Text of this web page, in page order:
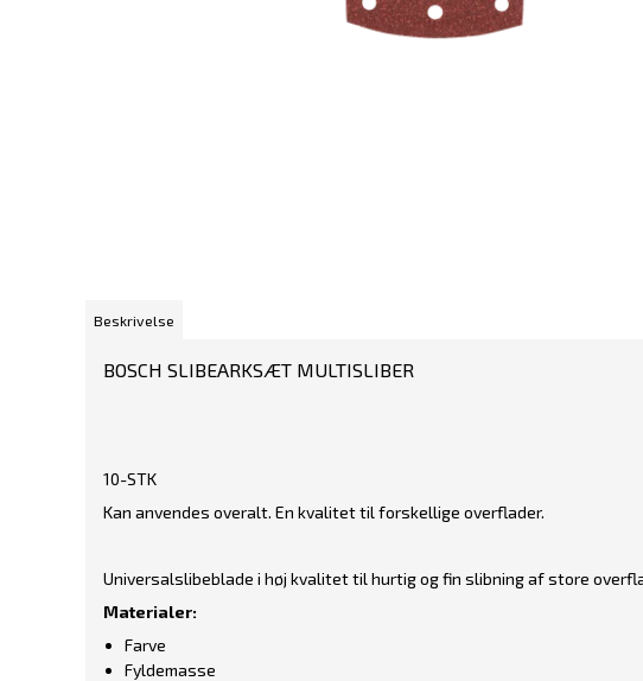
Beskrivelse
BOSCH SLIBEARKSÆT MULTISLIBER
10-STK
Kan anvendes overalt. En kvalitet til forskellige overflader.
Universalslibeblade i høj kvalitet til hurtig og fin slibning af store
Materialer:
Farve
Fyldemasse